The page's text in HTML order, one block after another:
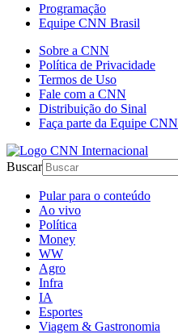
Programação
Equipe CNN Brasil
Sobre a CNN
Política de Privacidade
Termos de Uso
Fale com a CNN
Distribuição do Sinal
Faça parte da Equipe CNN
Buscar
Pular para o conteúdo
Ao vivo
Política
Money
WW
Agro
Infra
IA
Esportes
Viagem & Gastronomia